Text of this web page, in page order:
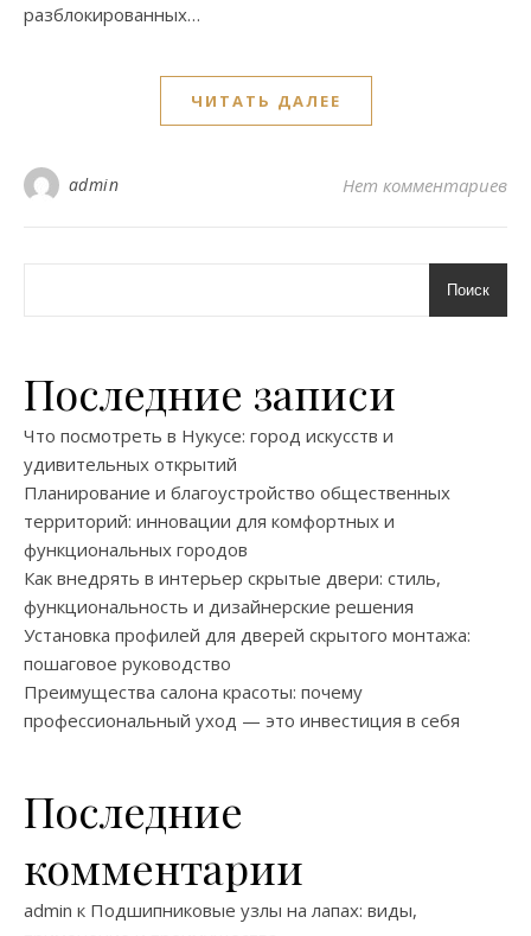
разблокированных…
ЧИТАТЬ ДАЛЕЕ
admin Нет комментариев
Поиск
Последние записи
Что посмотреть в Нукусе: город искусств и
удивительных открытий
Планирование и благоустройство общественных
территорий: инновации для комфортных и
функциональных городов
Как внедрять в интерьер скрытые двери: стиль,
функциональность и дизайнерские решения
Установка профилей для дверей скрытого монтажа:
пошаговое руководство
Преимущества салона красоты: почему
профессиональный уход — это инвестиция в себя
Последние
комментарии
admin к Подшипниковые узлы на лапах: виды,